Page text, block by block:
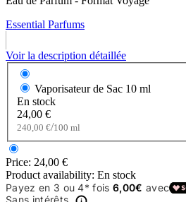
Essential Parfums
Voir la description détaillée
Vaporisateur de Sac 10 ml
En stock
24,00 €
240,00 €/100 ml
Price: 24,00 €
Product availability: En stock